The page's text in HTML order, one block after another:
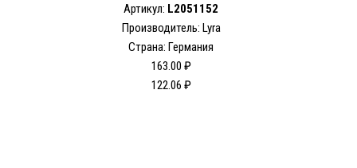
Артикул: L2051152
Производитель: Lyra
Страна: Германия
163.00 ₽
122.06 ₽